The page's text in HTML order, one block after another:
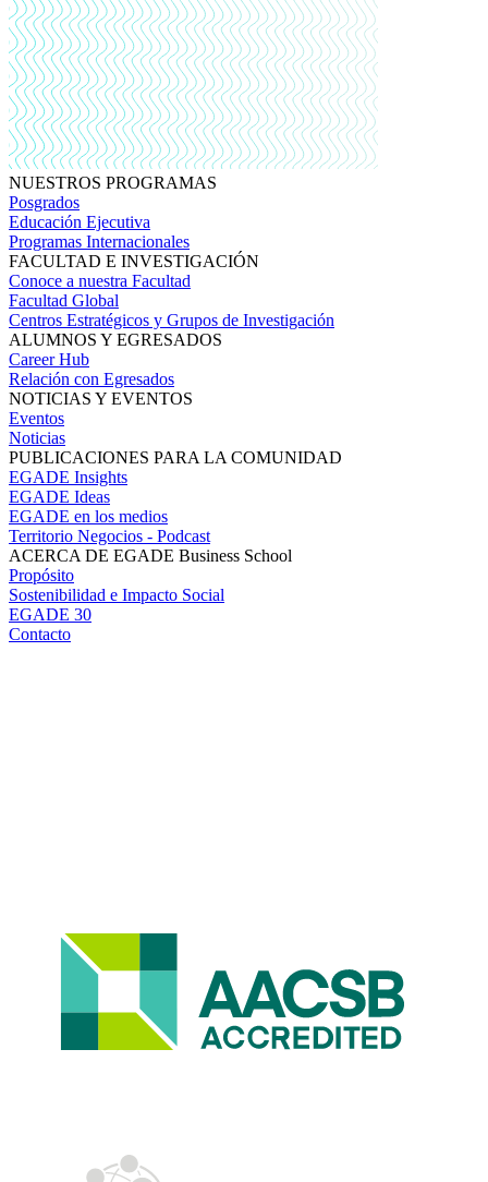
NUESTROS PROGRAMAS
Posgrados
Educación Ejecutiva
Programas Internacionales
FACULTAD E INVESTIGACIÓN
Conoce a nuestra Facultad
Facultad Global
Centros Estratégicos y Grupos de Investigación
ALUMNOS Y EGRESADOS
Career Hub
Relación con Egresados
NOTICIAS Y EVENTOS
Eventos
Noticias
PUBLICACIONES PARA LA COMUNIDAD
EGADE Insights
EGADE Ideas
EGADE en los medios
Territorio Negocios - Podcast
ACERCA DE EGADE Business School
Propósito
Sostenibilidad e Impacto Social
EGADE 30
Contacto